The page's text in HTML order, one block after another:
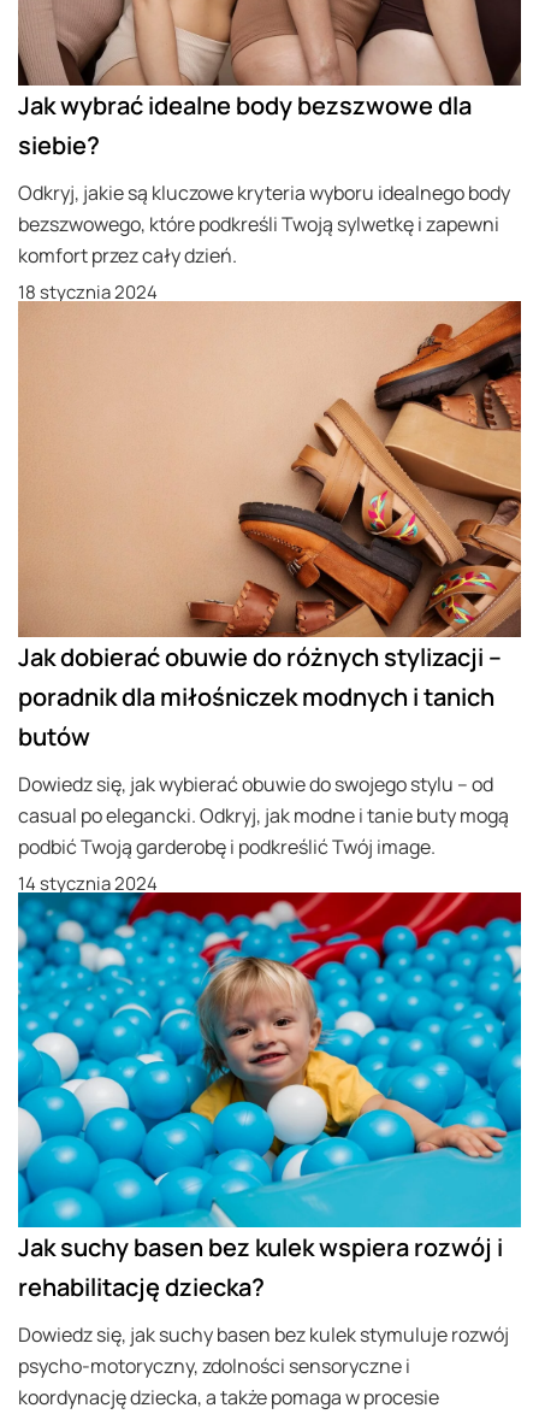
Jak wybrać idealne body bezszwowe dla
siebie?
Odkryj, jakie są kluczowe kryteria wyboru idealnego body
bezszwowego, które podkreśli Twoją sylwetkę i zapewni
komfort przez cały dzień.
18 stycznia 2024
Jak dobierać obuwie do różnych stylizacji –
poradnik dla miłośniczek modnych i tanich
butów
Dowiedz się, jak wybierać obuwie do swojego stylu – od
casual po elegancki. Odkryj, jak modne i tanie buty mogą
podbić Twoją garderobę i podkreślić Twój image.
14 stycznia 2024
Jak suchy basen bez kulek wspiera rozwój i
rehabilitację dziecka?
Dowiedz się, jak suchy basen bez kulek stymuluje rozwój
psycho-motoryczny, zdolności sensoryczne i
koordynację dziecka, a także pomaga w procesie